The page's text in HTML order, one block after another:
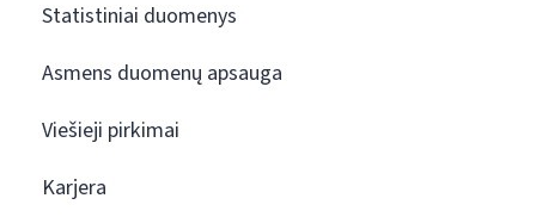
Statistiniai duomenys
Asmens duomenų apsauga
Viešieji pirkimai
Karjera